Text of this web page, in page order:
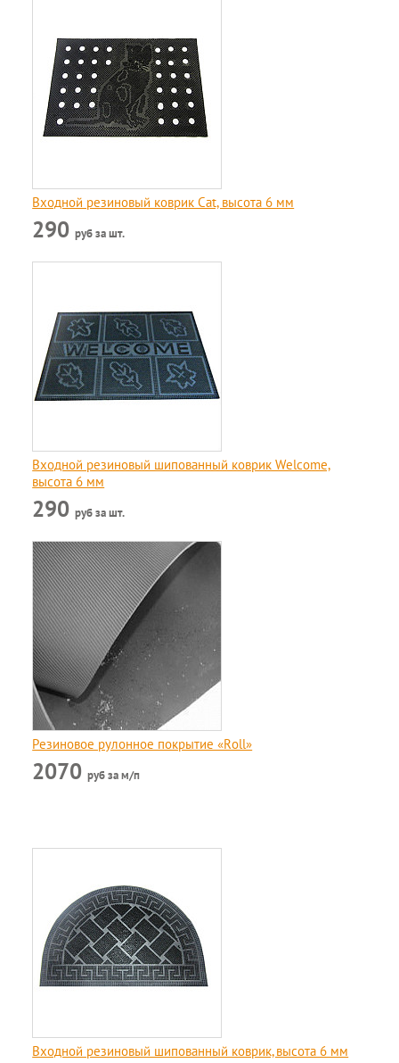
Входной резиновый коврик Cat, высота 6 мм
290руб за шт.
Входной резиновый шипованный коврик Welcome,
высота 6 мм
290руб за шт.
Резиновое рулонное покрытие «Roll»
2070руб за м/п
Входной резиновый шипованный коврик, высота 6 мм